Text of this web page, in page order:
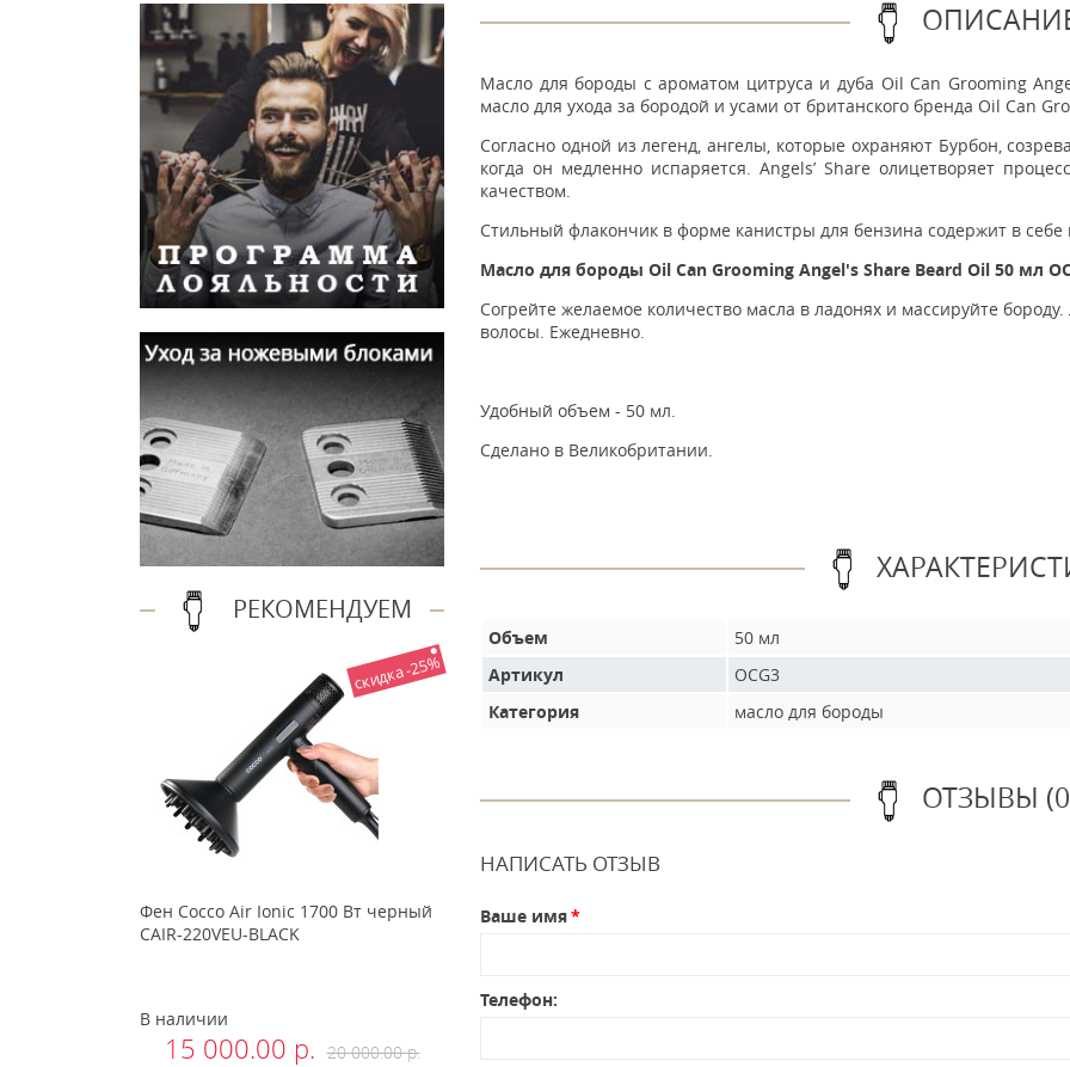
РЕКОМЕНДУЕМ
скидка -25%
Фен Cocco Air Ionic 1700 Вт черный
CAIR-220VEU-BLACK
В наличии
15 000.00 р. 20 000.00 р.
Масло для бороды с ароматом цитруса и дуба Oil Can Grooming
масло для ухода за бородой и усами от британского бренда Oil Can
Согласно одной из легенд, ангелы, которые охраняют Бурбон,
когда он медленно испаряется. Angels’ Share олицетворяет
качеством.
Стильный флакончик в форме канистры для бензина содержит в
Масло для бороды Oil Can Grooming Angel's Share Beard Oil 50 мл
Согрейте желаемое количество масла в ладонях и массируйте
волосы. Ежедневно.
Удобный объем - 50 мл.
Сделано в Великобритании.
Объем
50 мл
Артикул
OCG3
Категория
масло для бороды
ОТЗЫВЫ
НАПИСАТЬ ОТЗЫВ
Ваше имя
Телефон: